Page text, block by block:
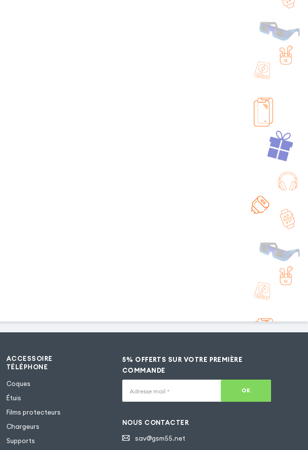
ACCESSOIRE
TÉLÉPHONE
Coques
Étuis
Films protecteurs
Chargeurs
Supports
5% OFFERTS SUR VOTRE PREMIÈRE
COMMANDE
Adresse mail * OK
NOUS CONTACTER
sav@gsm55.net